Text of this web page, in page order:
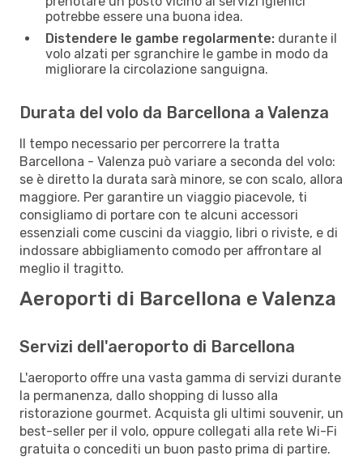
potrebbe essere una buona idea.
Distendere le gambe regolarmente: durante il
volo alzati per sgranchire le gambe in modo da
migliorare la circolazione sanguigna.
Durata del volo da Barcellona a Valenza
Il tempo necessario per percorrere la tratta
Barcellona - Valenza può variare a seconda del volo:
se è diretto la durata sarà minore, se con scalo, allora
maggiore. Per garantire un viaggio piacevole, ti
consigliamo di portare con te alcuni accessori
essenziali come cuscini da viaggio, libri o riviste, e di
indossare abbigliamento comodo per affrontare al
meglio il tragitto.
Aeroporti di Barcellona e Valenza
Servizi dell'aeroporto di Barcellona
L'aeroporto offre una vasta gamma di servizi durante
la permanenza, dallo shopping di lusso alla
ristorazione gourmet. Acquista gli ultimi souvenir, un
best-seller per il volo, oppure collegati alla rete Wi-Fi
gratuita o concediti un buon pasto prima di partire.